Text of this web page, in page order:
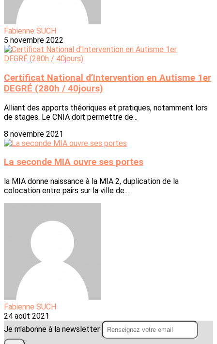
Fabienne SUCH
5 novembre 2022
Certificat National d’Intervention en Autisme 1er
DEGRÉ (280h / 40jours)
Alliant des apports théoriques et pratiques, notamment lors
de stages. Le CNIA doit permettre de...
8 novembre 2021
La seconde MIA ouvre ses portes
la MIA donne naissance à la MIA 2, duplication de la
colocation entre pairs sur la ville de...
Fabienne SUCH
24 août 2021
Je m'abonne à la newsletter